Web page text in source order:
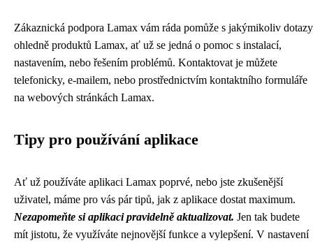
Zákaznická podpora Lamax vám ráda pomůže s jakýmikoliv dotazy
ohledně produktů Lamax, ať už se jedná o pomoc s instalací,
nastavením, nebo řešením problémů. Kontaktovat je můžete
telefonicky, e-mailem, nebo prostřednictvím kontaktního formuláře
na webových stránkách Lamax.
Tipy pro používání aplikace
Ať už používáte aplikaci Lamax poprvé, nebo jste zkušenější
uživatel, máme pro vás pár tipů, jak z aplikace dostat maximum.
Nezapomeňte si aplikaci pravidelně aktualizovat. Jen tak budete
mít jistotu, že využíváte nejnovější funkce a vylepšení. V nastavení